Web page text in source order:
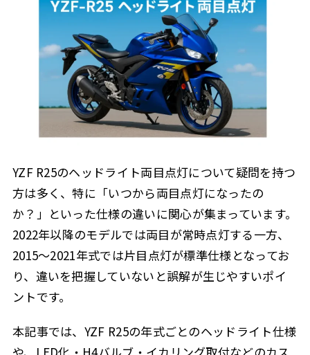
YZF R25のヘッドライト両目点灯について疑問を持つ
方は多く、特に「いつから両目点灯になったの
か？」といった仕様の違いに関心が集まっています。
2022年以降のモデルでは両目が常時点灯する一方、
2015〜2021年式では片目点灯が標準仕様となってお
り、違いを把握していないと誤解が生じやすいポイ
ントです。
本記事では、YZF R25の年式ごとのヘッドライト仕様